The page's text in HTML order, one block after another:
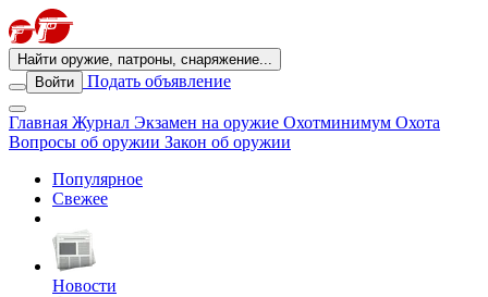
Найти оружие, патроны, снаряжение...
Войти
Подать объявление
Главная Журнал Экзамен на оружие Охотминимум Охота
Вопросы об оружии Закон об оружии
Популярное
Свежее
Новости